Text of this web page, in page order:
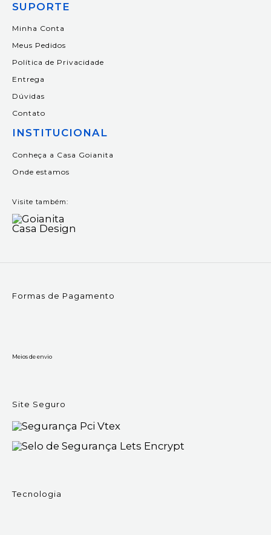
SUPORTE
Minha Conta
Meus Pedidos
Política de Privacidade
Entrega
Dúvidas
Contato
INSTITUCIONAL
Conheça a Casa Goianita
Onde estamos
Visite também:
Formas de Pagamento
Meios de envio
Site Seguro
Tecnologia